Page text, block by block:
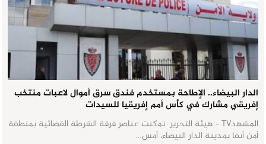
الدار البيضاء.. الإطاحة بمستخدم فندق سرق أموال لاعبات منتخب
إفريقي مشارك في كأس أمم إفريقيا للسيدات
المشهدTV - هيئة التحرير تمكنت عناصر فرقة الشرطة القضائية بمنطقة
أمن أنفا بمدينة الدار البيضاء، أمس…